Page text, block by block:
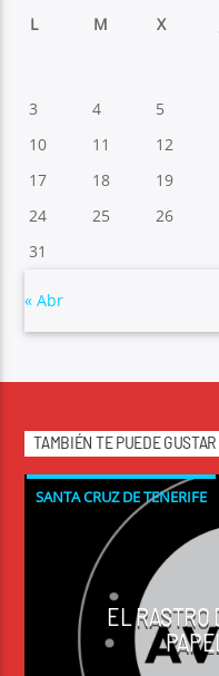
L M X
3
4 5
10
11 12
17
18 19
24
25 26
31
« Abr
TAMBIÉN TE PUEDE GUSTAR
SANTA CRUZ DE TENERIFE
EL RASTRO